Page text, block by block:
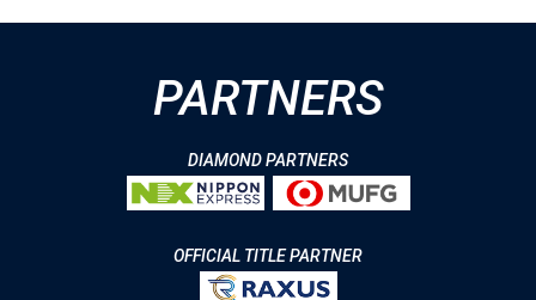
PARTNERS
DIAMOND PARTNERS
OFFICIAL TITLE PARTNER